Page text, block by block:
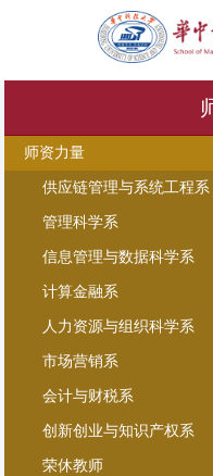
师资力量
供应链管理与系统工程系
管理科学系
信息管理与数据科学系
计算金融系
人力资源与组织科学系
市场营销系
会计与财税系
创新创业与知识产权系
荣休教师